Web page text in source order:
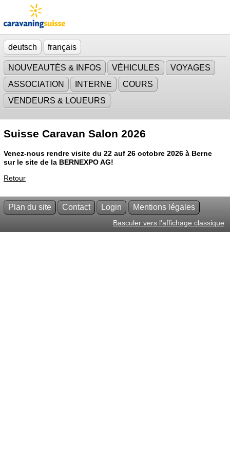
deutsch français
NOUVEAUTÉS & INFOS VÉHICULES
VOYAGES
ASSOCIATION
INTERNE
COURS
VENDEURS & LOUEURS
Suisse Caravan Salon 2026
Venez-nous rendre visite du 22 auf 26 octobre 2026 à Berne
sur le site de la BERNEXPO AG!
Retour
Plan du site Contact Login Mentions légales
Basculer vers l'affichage classique